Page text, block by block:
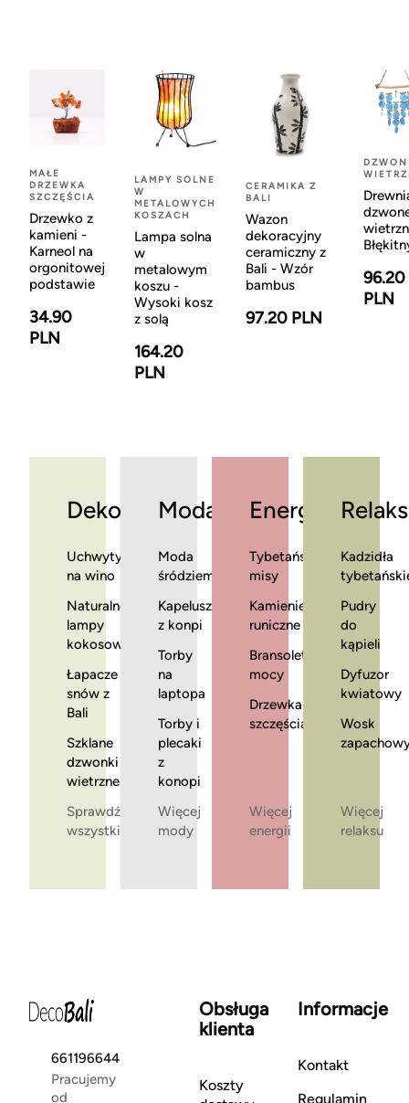
MAŁE
DRZEWKA
SZCZĘŚCIA
Drzewko z
kamieni -
Karneol na
orgonitowej
podstawie
34.90
PLN
LAMPY SOLNE
W
METALOWYCH
KOSZACH
Lampa solna
w
metalowym
koszu -
Wysoki kosz
z solą
164.20
PLN
CERAMIKA Z
BALI
Wazon
dekoracyjny
ceramiczny z
Bali - Wzór
bambus
97.20 PLN
96.20
PLN
Dekoracje
Uchwyty
na wino
Naturalne
lampy
kokosowe
Łapacze
snów z
Bali
Szklane
dzwonki
wietrzne
Sprawdź
wszystkie
Moda
Moda
śródziemnomorska
Kapelusze
z konpi
Torby
na
laptopa
Torby i
plecaki
z
konopi
Więcej
mody
Energia
Tybetańskie
misy
Kamienie
runiczne
Bransoletki
mocy
Drzewka
szczęścia
Więcej
energii
Relaks
Kadzidła
Pudry
do
kąpieli
Dyfuzor
kwiatowy
Wosk
Więcej
relaksu
661196644
Pracujemy
od
Obsługa
klienta
Koszty
Informacje
Kontakt
Regulamin